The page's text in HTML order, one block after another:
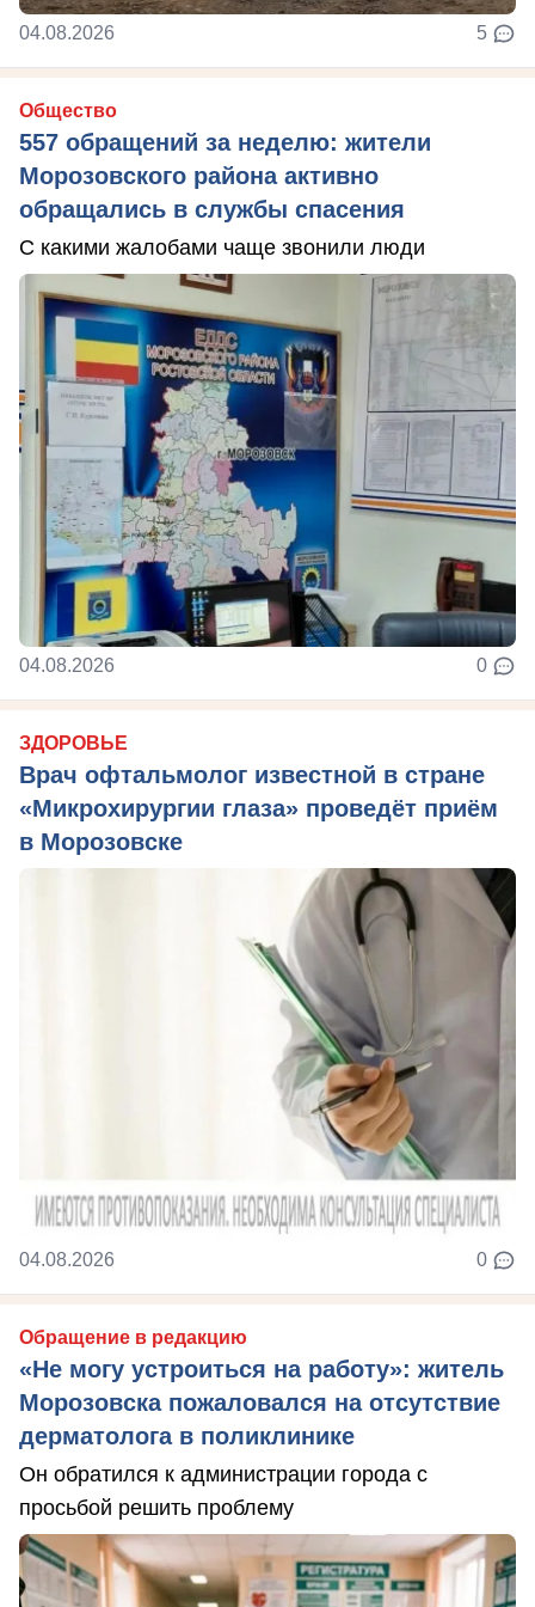
04.08.2026 5
Общество
557 обращений за неделю: жители
Морозовского района активно
обращались в службы спасения
С какими жалобами чаще звонили люди
04.08.2026 0
ЗДОРОВЬЕ
Врач офтальмолог известной в стране
«Микрохирургии глаза» проведёт приём
в Морозовске
04.08.2026 0
Обращение в редакцию
«Не могу устроиться на работу»: житель
Морозовска пожаловался на отсутствие
дерматолога в поликлинике
Он обратился к администрации города с
просьбой решить проблему